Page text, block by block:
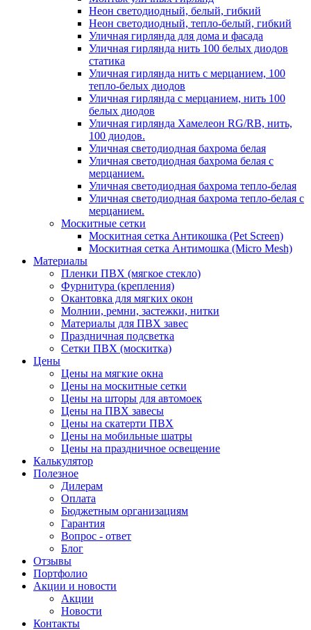
Неон светодиодный, белый, гибкий
Неон светодиодный, тепло-белый, гибкий
Уличная гирлянда для дома и фасада
Уличная гирлянда нить 100 белых диодов
статика
Уличная гирлянда нить с мерцанием, 100
тепло-белых диодов
Уличная гирлянда с мерцанием, нить 100
белых диодов
Уличная гирлянда Хамелеон RG/RB, нить,
100 диодов.
Уличная светодиодная бахрома белая
Уличная светодиодная бахрома белая с
мерцанием.
Уличная светодиодная бахрома тепло-белая
Уличная светодиодная бахрома тепло-белая с
мерцанием.
Москитные сетки
Москитная сетка Антикошка (Pet Screen)
Москитная сетка Антимошка (Micro Mesh)
Материалы
Пленки ПВХ (мягкое стекло)
Фурнитура (крепления)
Окантовка для мягких окон
Молнии, ремни, застежки, нитки
Материалы для ПВХ завес
Праздничная подсветка
Сетки ПВХ (москитка)
Цены
Цены на мягкие окна
Цены на москитные сетки
Цены на шторы для автомоек
Цены на ПВХ завесы
Цены на скатерти ПВХ
Цены на мобильные шатры
Цены на праздничное освещение
Калькулятор
Полезное
Дилерам
Оплата
Бюджетным организациям
Гарантия
Вопрос - ответ
Блог
Отзывы
Портфолио
Акции и новости
Акции
Новости
Контакты